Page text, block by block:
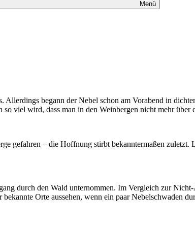
Menü
Allerdings begann der Nebel schon am Vorabend in
so viel wird, dass man in den Weinbergen nicht mehr über
gefahren – die Hoffnung stirbt bekanntermaßen
durch den Wald unternommen. Im Vergleich zur
Orte aussehen, wenn ein paar Nebelschwaden